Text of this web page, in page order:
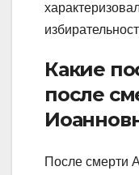
Какие
после
После смерти